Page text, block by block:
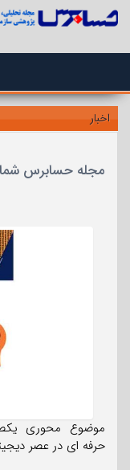
اخبار
مجله حسابرس شماره 115
موضوع محوری
حرفه ای در عصر